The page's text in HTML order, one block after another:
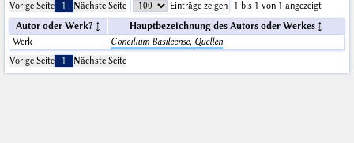
Vorige Seite
1 Nächste Seite Einträge zeigen
1 bis 1 von 1 angezeigt
Autor oder Werk?
Hauptbezeichnung des Autors oder Werkes
Werk
Concilium Basileense, Quellen
Vorige Seite
1 Nächste Seite